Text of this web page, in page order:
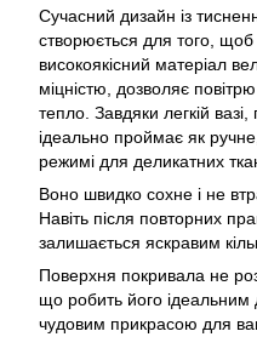
Сучасний дизайн із
створюється для того,
високоякісний матеріал
міцністю, дозволяє
тепло. Завдяки легкій
ідеально проймає як
режимі для деликатних
Воно швидко сохне і не
Навіть після повторних
залишається яскравим
Поверхня покривала не
що робить його ідеальним
чудовим прикрасою для